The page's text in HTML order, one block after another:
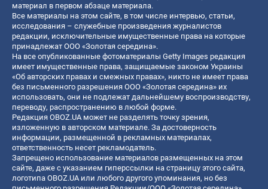
материал в первом абзаце материала.
Все материалы на этом сайте, в том числе интервью, статьи,
исследования – служебные произведения журналистов
редакции, исключительные имущественные права на которые
принадлежат ООО «Золотая середина».
На все опубликованные фотоматериалы Getty Images редакция
имеет имущественные права, защищаемые законом Украины
«Об авторских правах и смежных правах», никто не имеет права
без письменного разрешения ООО «Золотая середина» их
использовать, они не подлежат дальнейшему воспроизводству,
переводу, распространению в любой форме.
Редакция OBOZ.UA может не разделять точку зрения,
изложенную в авторском материале. За достоверность
информации, размещенной в рекламных материалах,
ответственность несет рекламодатель.
Запрещено использование материалов размещенных на этом
сайте, даже с указанием гиперссылки на страницу этого сайта,
логотипа OBOZ.UA или любого другого упоминания, но без